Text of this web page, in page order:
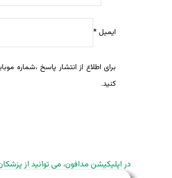
ایمیل*
برای اطلاع از انتشار پاسخ ،شماره
کنید.
در اپلیکیشن مدافون، می توانید از